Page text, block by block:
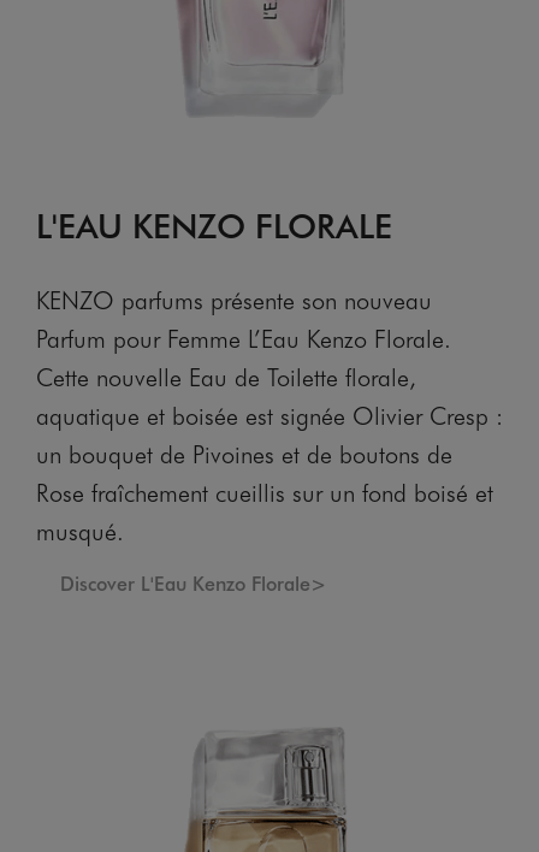
L'EAU KENZO FLORALE
KENZO parfums présente son nouveau
Parfum pour Femme L’Eau Kenzo Florale.
Cette nouvelle Eau de Toilette florale,
aquatique et boisée est signée Olivier Cresp :
un bouquet de Pivoines et de boutons de
Rose fraîchement cueillis sur un fond boisé et
musqué.
Discover L'Eau Kenzo Florale>